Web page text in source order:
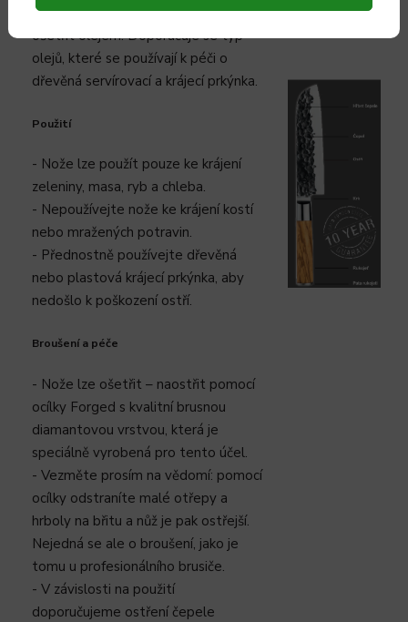
- Dřevěné rukojeti lze po vyschnutí
ošetřit olejem. Doporučuje se typ
olejů, které se používají k péči o
dřevěná servírovací a krájecí prkýnka.
Použití
- Nože lze použít pouze ke krájení
zeleniny, masa, ryb a chleba.
- Nepoužívejte nože ke krájení kostí
nebo mražených potravin.
- Přednostně používejte dřevěná
nebo plastová krájecí prkýnka, aby
nedošlo k poškození ostří.
Broušení a péče
- Nože lze ošetřit – naostřit pomocí
ocílky Forged s kvalitní brusnou
diamantovou vrstvou, která je
speciálně vyrobená pro tento účel.
- Vezměte prosím na vědomí: pomocí
ocílky odstraníte malé otřepy a
hrboly na břitu a nůž je pak ostřejší.
Nejedná se ale o broušení, jako je
tomu u profesionálního brusiče.
- V závislosti na použití
doporučujeme ostření čepele